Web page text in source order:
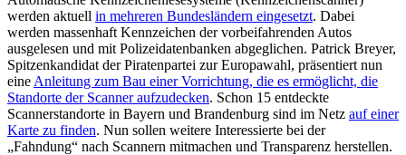
werden aktuell in mehreren Bundesländern eingesetzt. Dabei
werden massenhaft Kennzeichen der vorbeifahrenden Autos
ausgelesen und mit Polizeidatenbanken abgeglichen. Patrick Breyer,
Spitzenkandidat der Piratenpartei zur Europawahl, präsentiert nun
eine Anleitung zum Bau einer Vorrichtung, die es ermöglicht, die
Standorte der Scanner aufzudecken. Schon 15 entdeckte
Scannerstandorte in Bayern und Brandenburg sind im Netz auf einer
Karte zu finden. Nun sollen weitere Interessierte bei der
„Fahndung“ nach Scannern mitmachen und Transparenz herstellen.